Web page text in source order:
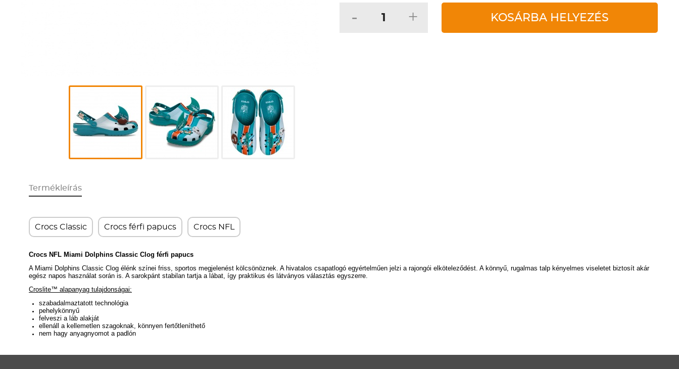
- + KOSÁRBA HELYEZÉS
Termékleírás
Crocs Classic Crocs férfi papucs Crocs NFL
Crocs NFL Miami Dolphins Classic Clog férfi papucs
A Miami Dolphins Classic Clog élénk színei friss, sportos megjelenést kölcsönöznek. A hivatalos csapatlogó egyértelműen jelzi a rajongói elköteleződést. A könnyű, rugalmas talp kényelmes viseletet biztosít akár
egész napos használat során is. A sarokpánt stabilan tartja a lábat, így praktikus és látványos választás egyszerre.
Croslite™ alapanyag tulajdonságai:
szabadalmaztatott technológia
pehelykönnyű
felveszi a láb alakját
ellenáll a kellemetlen szagoknak, könnyen fertőtleníthető
nem hagy anyagnyomot a padlón